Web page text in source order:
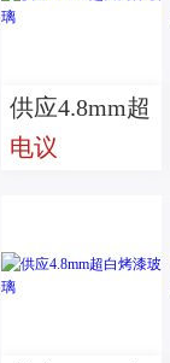
供应4.8mm超
白烤漆玻璃
电议